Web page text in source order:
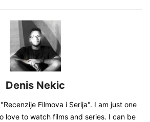
Denis Nekic
Filmova i Serija". I am just one
love to watch films and series. I can be